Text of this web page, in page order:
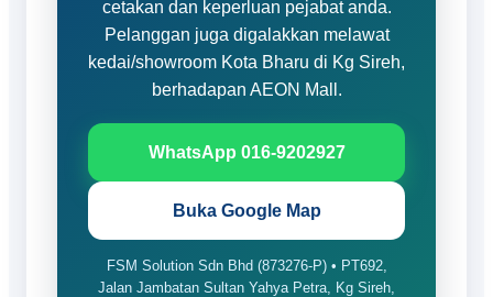
cetakan dan keperluan pejabat anda.
Pelanggan juga digalakkan melawat
kedai/showroom Kota Bharu di Kg Sireh,
berhadapan AEON Mall.
WhatsApp 016-9202927
Buka Google Map
FSM Solution Sdn Bhd (873276-P) • PT692,
Jalan Jambatan Sultan Yahya Petra, Kg Sireh,